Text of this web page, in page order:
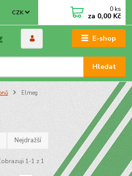
E-shop
CZK
Hledat
0 ks
za 0,00 Kč
Elmeg
Nejdražší
1-1 z 1